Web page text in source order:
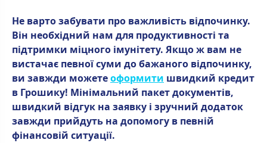
Не варто забувати про важливість відпочинку.
Він необхідний нам для продуктивності та
підтримки міцного імунітету. Якщо ж вам не
вистачає певної суми до бажаного відпочинку,
ви завжди можетеоформити швидкий кредит
в Грошику! Мінімальний пакет документів,
швидкий відгук на заявку і зручний додаток
завжди прийдуть на допомогу в певній
фінансовій ситуації.